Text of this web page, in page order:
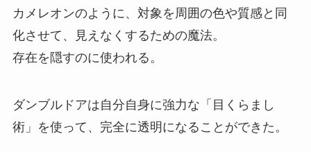
カメレオンのように、対象を周囲の色や質感と同
化させて、見えなくするための魔法。
存在を隠すのに使われる。
ダンブルドアは自分自身に強力な「目くらまし
術」を使って、完全に透明になることができた。